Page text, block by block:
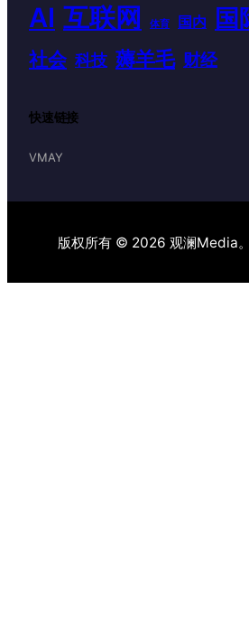
AI 互联网 体育 国内 国
社会 科技 薅羊毛 财经
快速链接
VMAY
版权所有 © 2026 观澜Media。